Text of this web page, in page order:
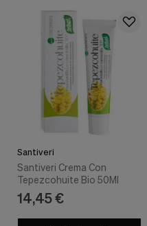
Santiveri
Santiveri Crema Con
Tepezcohuite Bio 50Ml
14,45 €